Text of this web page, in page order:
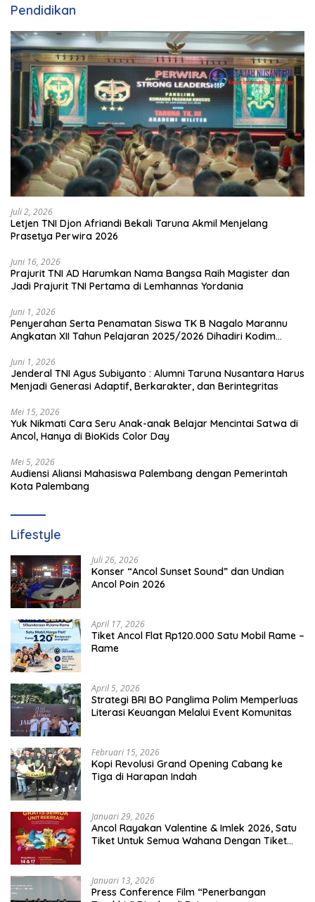
Pendidikan
Juli 2, 2026
Letjen TNI Djon Afriandi Bekali Taruna Akmil Menjelang
Prasetya Perwira 2026
Juni 16, 2026
Prajurit TNI AD Harumkan Nama Bangsa Raih Magister dan
Jadi Prajurit TNI Pertama di Lemhannas Yordania
Juni 1, 2026
Penyerahan Serta Penamatan Siswa TK B Nagalo Marannu
Angkatan XII Tahun Pelajaran 2025/2026 Dihadiri Kodim
Juni 1, 2026
Jenderal TNI Agus Subiyanto : Alumni Taruna Nusantara Harus
Menjadi Generasi Adaptif, Berkarakter, dan Berintegritas
Mei 15, 2026
Yuk Nikmati Cara Seru Anak-anak Belajar Mencintai Satwa di
Ancol, Hanya di BioKids Color Day
Mei 5, 2026
Audiensi Aliansi Mahasiswa Palembang dengan Pemerintah
Kota Palembang
Lifestyle
Juli 26, 2026
Konser “Ancol Sunset Sound” dan Undian
Ancol Poin 2026
April 17, 2026
Tiket Ancol Flat Rp120.000 Satu Mobil Rame –
Rame
April 5, 2026
​Strategi BRI BO Panglima Polim Memperluas
Literasi Keuangan Melalui Event Komunitas
Februari 15, 2026
Kopi Revolusi Grand Opening Cabang ke
Tiga di Harapan Indah
Januari 29, 2026
Ancol Rayakan Valentine & Imlek 2026, Satu
Tiket Untuk Semua Wahana Dengan Tiket
Januari 13, 2026
Press Conference Film “Penerbangan